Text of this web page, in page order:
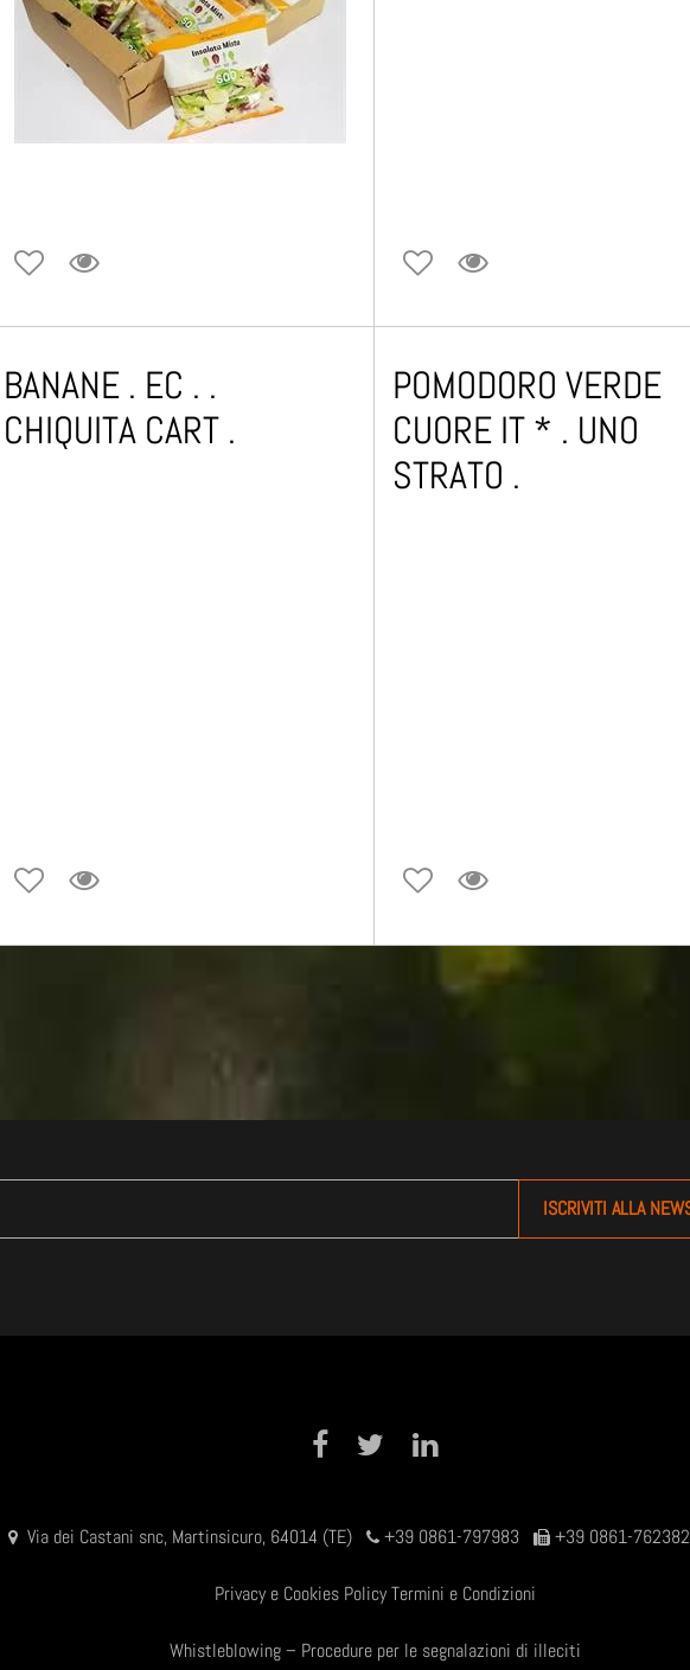
BANANE . EC . .
CHIQUITA CART .
POMODORO VERDE
CUORE IT * . UNO
STRATO .
Share on Facebook
Tweet
Via dei Castani snc, Martinsicuro, 64014 (TE) +39 0861-797983 +39 0861-762382
Privacy e Cookies Policy Termini e Condizioni
Whistleblowing – Procedure per le segnalazioni di illeciti